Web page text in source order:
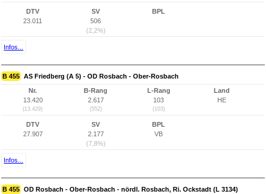
DTV
23.011
SV
506
(2,2%)
BPL
Infos...
B 455 AS Friedberg (A 5) - OD Rosbach - Ober-Rosbach
Nr.
13.420
(13.429)
B-Rang
2.617
(552)
L-Rang
103
(103)
Land
HE
DTV
27.907
SV
2.177
(7,8%)
BPL
VB
Infos...
B 455 OD Rosbach - Ober-Rosbach - nördl. Rosbach, Ri. Ockstadt (L 3134)